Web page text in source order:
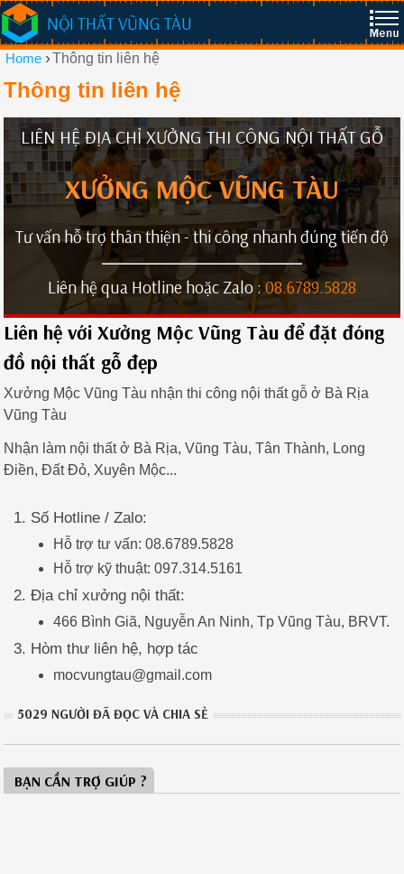
NỘI THẤT VŨNG TÀU
Home ›Thông tin liên hệ
Thông tin liên hệ
LIÊN HỆ ĐỊA CHỈ XƯỞNG THI CÔNG NỘI THẤT GỖ
XƯỞNG MỘC VŨNG TÀU
Tư vấn hỗ trợ thân thiện - thi công nhanh đúng tiến độ
Liên hệ qua Hotline hoặc Zalo :08.6789.5828
Liên hệ với Xưởng Mộc Vũng Tàu để đặt đóng
đồ nội thất gỗ đẹp
Xưởng Mộc Vũng Tàu nhận thi công nội thất gỗ ở Bà Rịa
Vũng Tàu
Nhận làm nội thất ở Bà Rịa, Vũng Tàu, Tân Thành, Long
Điền, Đất Đỏ, Xuyên Mộc...
Số Hotline / Zalo:
Hỗ trợ tư vấn: 08.6789.5828
Hỗ trợ kỹ thuật: 097.314.5161
Địa chỉ xưởng nội thất:
466 Bình Giã, Nguyễn An Ninh, Tp Vũng Tàu, BRVT.
Hòm thư liên hệ, hợp tác
mocvungtau@gmail.com
5029 NGƯỜI ĐÃ ĐỌC VÀ CHIA SẺ
BẠN CẦN TRỢ GIÚP ?